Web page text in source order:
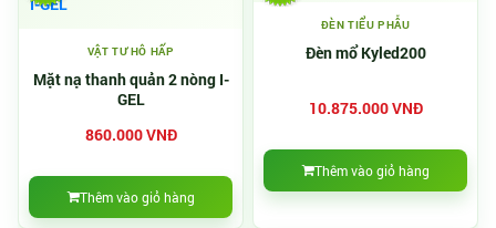
VẬT TƯ HÔ HẤP
Mặt nạ thanh quản 2 nòng I-
GEL
860.000 VNĐ
Thêm vào giỏ hàng
ĐÈN TIỂU PHẪU
Đèn mổ Kyled200
10.875.000 VNĐ
Thêm vào giỏ hàng